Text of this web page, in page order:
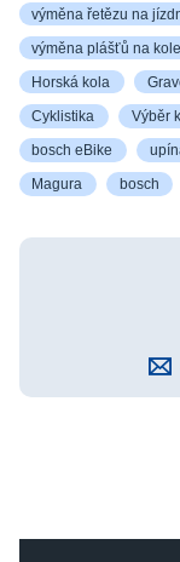
výměna řetězu na
výměna plášťů na kole
Horská kola
Cyklistika Výběr
bosch eBike
Magura bosch